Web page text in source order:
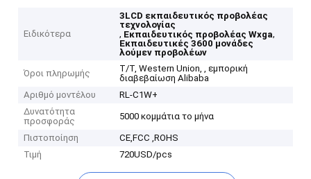
Ειδικότερα
3LCD εκπαιδευτικός προβολέας
τεχνολογίας
, Εκπαιδευτικός προβολέας Wxga,
Εκπαιδευτικές 3600 μονάδες
λούμεν προβολέων
Όροι πληρωμής
T/T, Western Union, , εμπορική
διαβεβαίωση Alibaba
Αριθμό μοντέλου
RL-C1W+
Δυνατότητα
προσφοράς
5000 κομμάτια το μήνα
Πιστοποίηση
CE,FCC ,ROHS
Τιμή
720USD/pcs